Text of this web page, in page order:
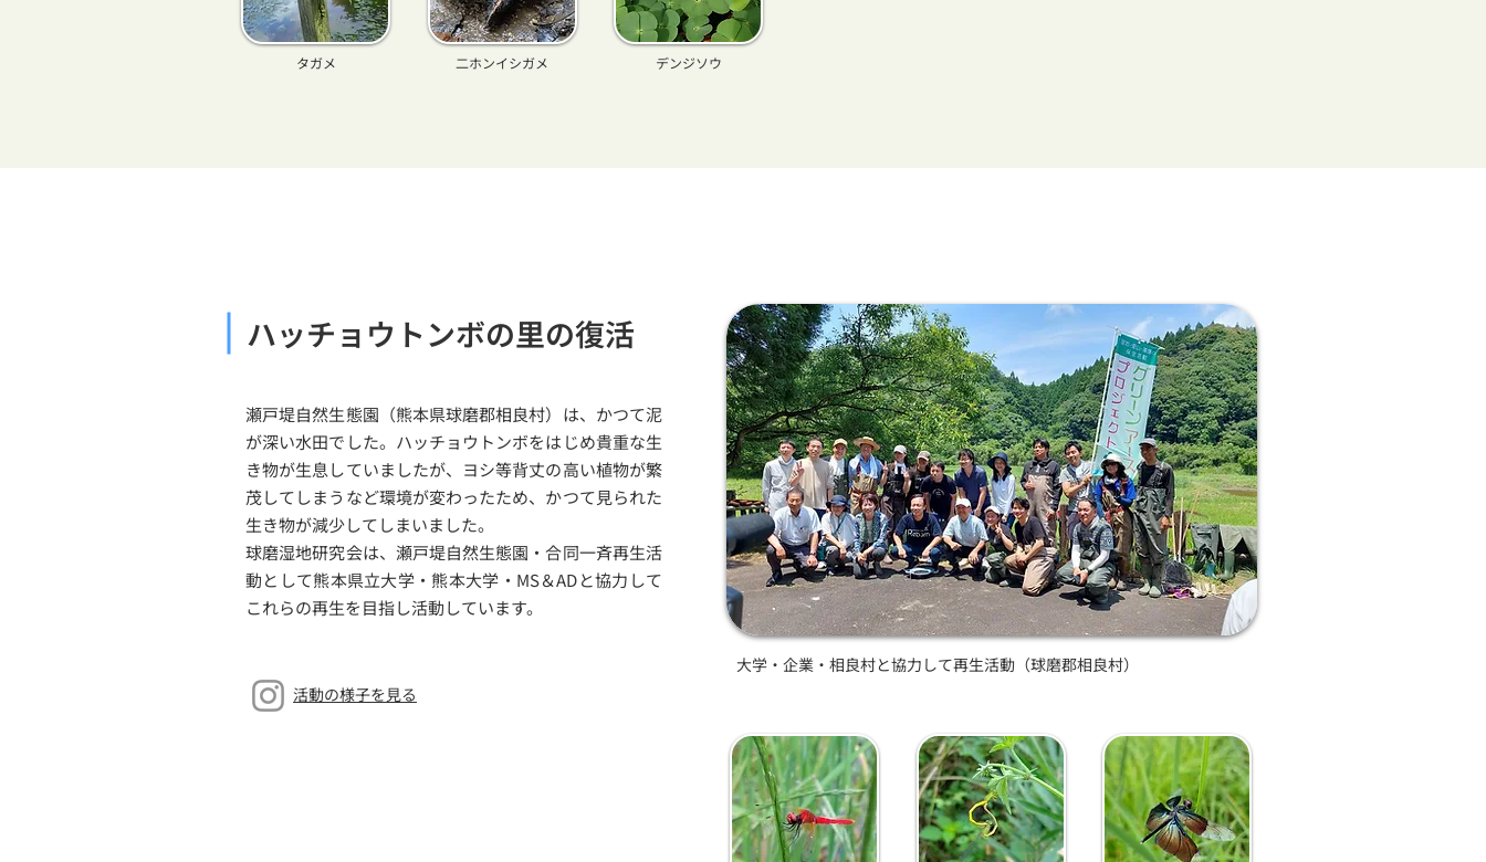
​タガメ 二ホンイシガメ デンジソウ
ハッチョウトンボの里の復活
瀬戸堤自然生態園（熊本県球磨郡相良村）は、かつて泥
が深い水田でした。ハッチョウトンボをはじめ貴重な生
き物が生息していましたが、ヨシ等背丈の高い植物が繁
茂してしまうなど環境が変わったため、かつて見られた
生き物が減少してしまいました。
球磨湿地研究会は、瀬戸堤自然生態園・合同一斉再生活
動として熊本県立大学・熊本大学・MS＆ADと協力して
これらの再生を目指し活動しています。
​活動の様子を見る
大学・企業・相良村と協力して再生活動（球磨郡相良村）